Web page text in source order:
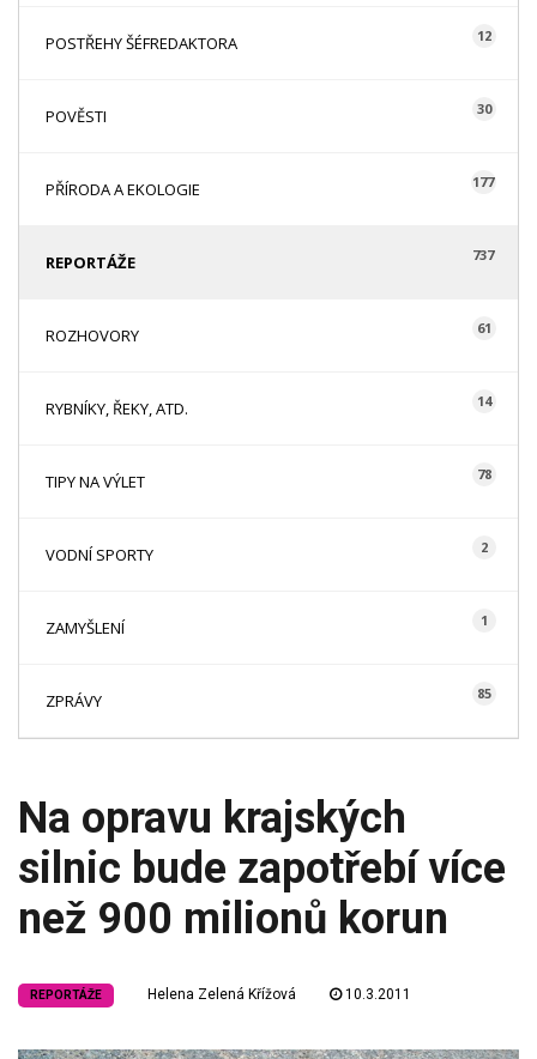
POSTŘEHY ŠÉFREDAKTORA 12
POVĚSTI 30
PŘÍRODA A EKOLOGIE 177
REPORTÁŽE 737
ROZHOVORY 61
RYBNÍKY, ŘEKY, ATD. 14
TIPY NA VÝLET 78
VODNÍ SPORTY 2
ZAMYŠLENÍ 1
ZPRÁVY 85
Na opravu krajských
silnic bude zapotřebí více
než 900 milionů korun
REPORTÁŽE Helena Zelená Křížová 10.3.2011